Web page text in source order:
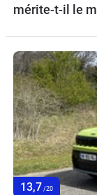
mérite-t-il le
13,7 /20